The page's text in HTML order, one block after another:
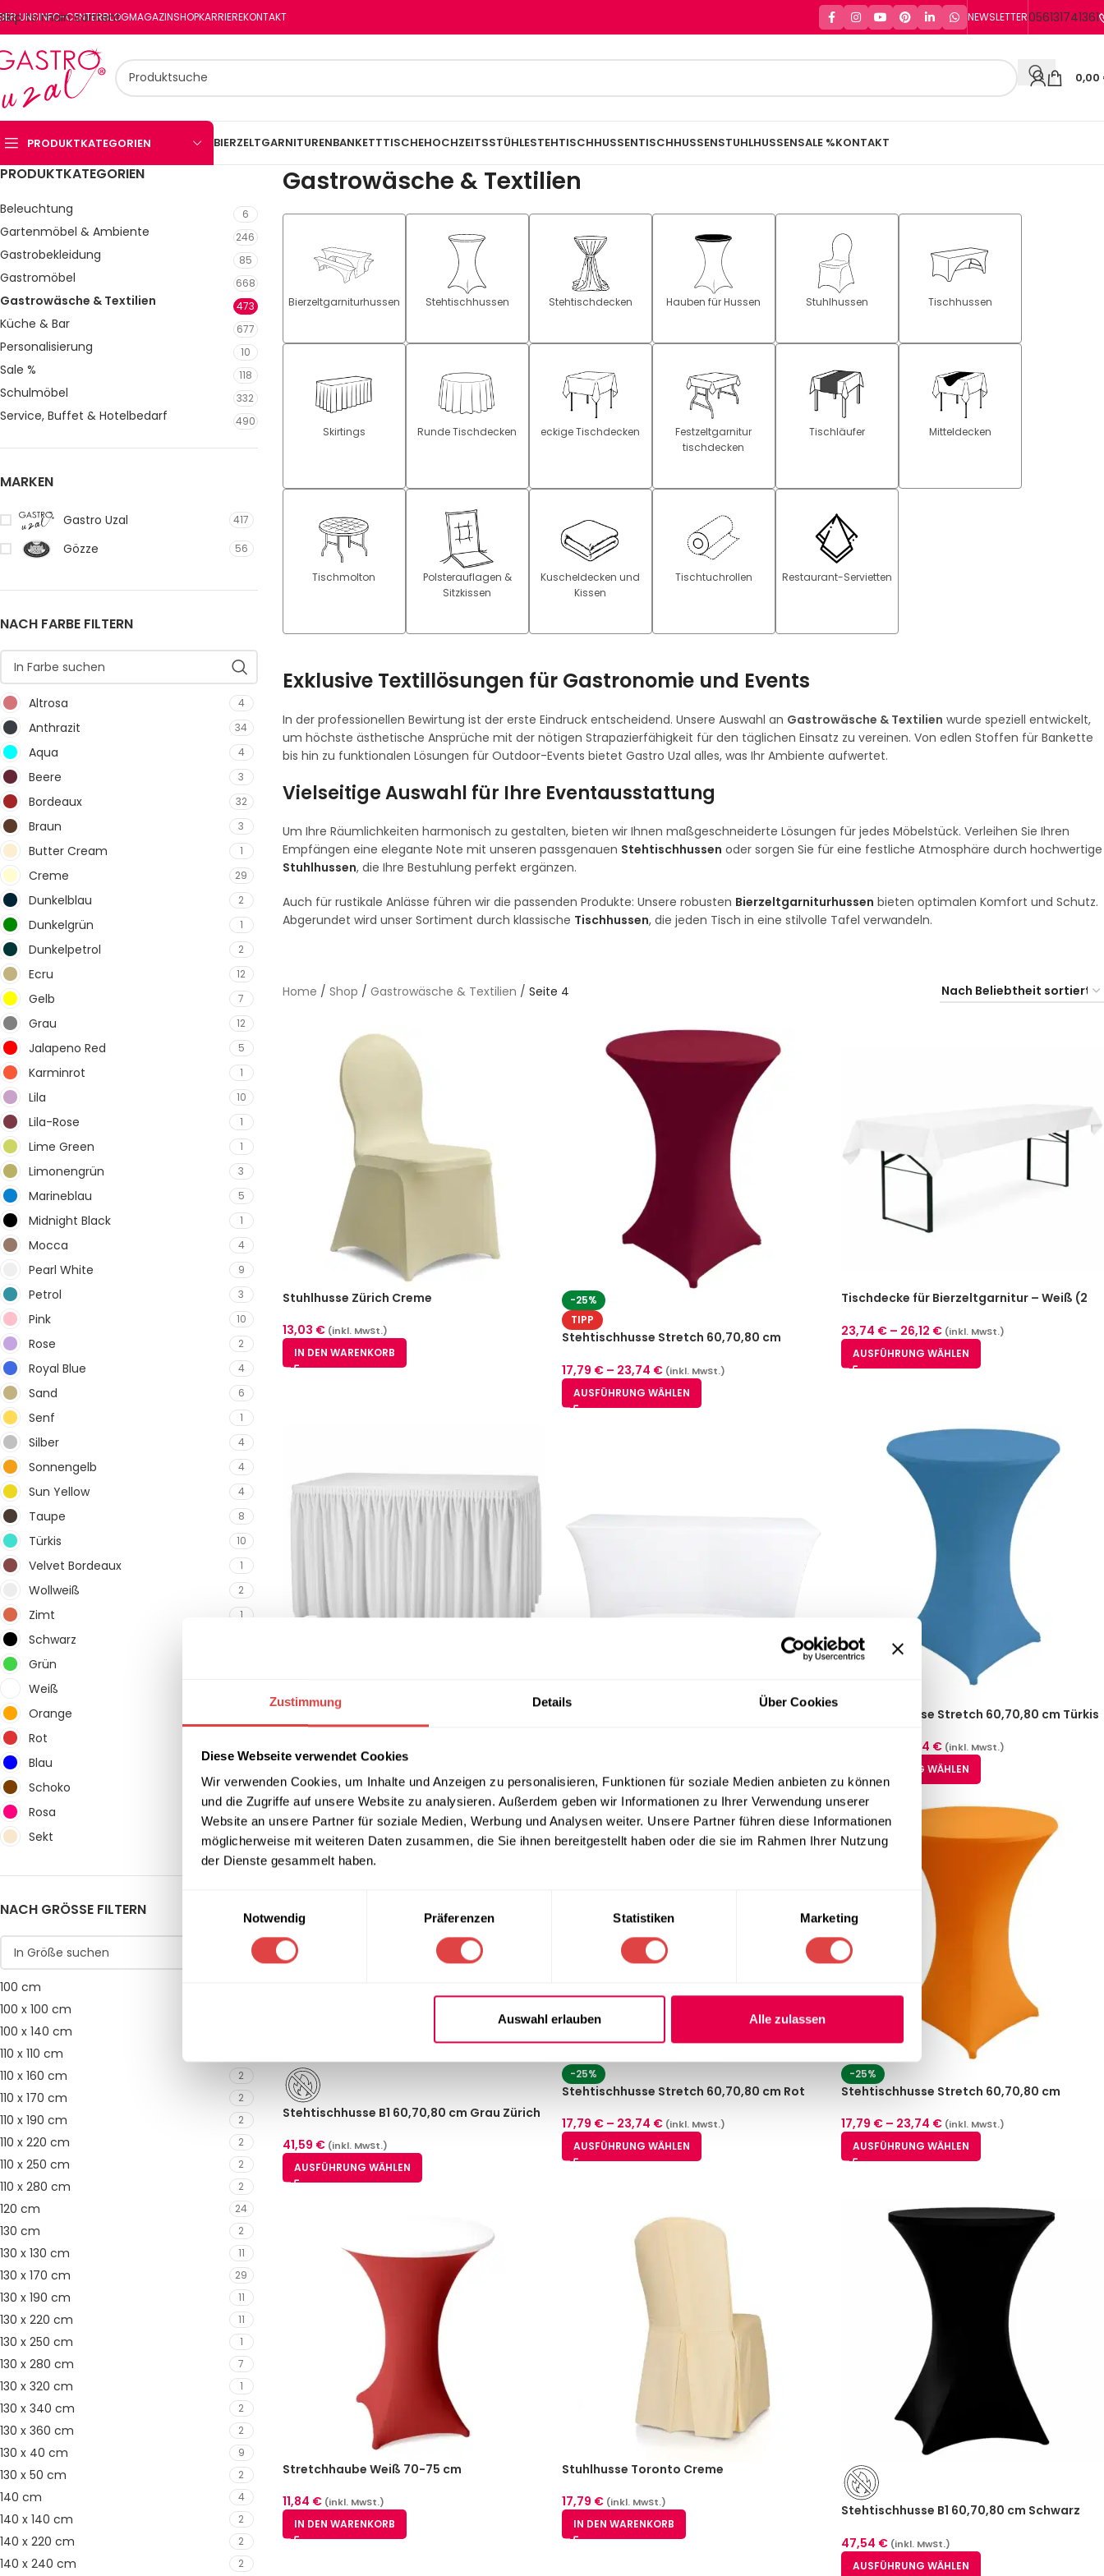
Zustimmung Details Über Cookies
Diese Webseite verwendet Cookies
Wir verwenden Cookies, um Inhalte und Anzeigen zu personalisieren, Funktionen für soziale Medien anbieten zu können
und die Zugriffe auf unsere Website zu analysieren. Außerdem geben wir Informationen zu Ihrer Verwendung unserer
Website an unsere Partner für soziale Medien, Werbung und Analysen weiter. Unsere Partner führen diese Informationen
möglicherweise mit weiteren Daten zusammen, die Sie ihnen bereitgestellt haben oder die sie im Rahmen Ihrer Nutzung
der Dienste gesammelt haben.
Notwendig
Präferenzen Statistiken Marketing
Auswahl erlauben Alle zulassen
Skip to main content
UNSINFO-CENTERBLOGMAGAZINSHOPKARRIEREKONTAKT NEWSLETTER056131741361
0,00
PRODUKTKATEGORIEN BIERZELTGARNITURENBANKETTTISCHEHOCHZEITSSTÜHLESTEHTISCHHUSSENTISCHHUSSENSTUHLHUSSENSALE %KONTAKT
PRODUKTKATEGORIEN
Beleuchtung 6
Gartenmöbel & Ambiente 246
Gastrobekleidung 85
Gastromöbel 668
Gastrowäsche & Textilien 473
Küche & Bar 677
Personalisierung 10
Sale % 118
Schulmöbel 332
Service, Buffet & Hotelbedarf 490
MARKEN
Gastro Uzal 417
Gözze 56
NACH FARBE FILTERN
Altrosa 4
Anthrazit 34
Aqua 4
Beere 3
Bordeaux 32
Braun 3
Butter Cream 1
Creme 29
Dunkelblau 2
Dunkelgrün 1
Dunkelpetrol 2
Ecru 12
Gelb 7
Grau 12
Jalapeno Red 5
Karminrot 1
Lila 10
Lila-Rose 1
Lime Green 1
Limonengrün 3
Marineblau 5
Midnight Black 1
Mocca 4
Pearl White 9
Petrol 3
Pink 10
Rose 2
Royal Blue 4
Sand 6
Senf 1
Silber 4
Sonnengelb 4
Sun Yellow 4
Taupe 8
Türkis 10
Velvet Bordeaux 1
Wollweiß 2
Zimt 1
Schwarz
Grün
Weiß
Orange
Rot
Blau 25
Schoko 4
Rosa
Sekt 8
NACH GRÖSSE FILTERN
100 cm
100 x 100 cm
100 x 140 cm
110 x 110 cm
110 x 160 cm 2
110 x 170 cm 2
110 x 190 cm 2
110 x 220 cm 2
110 x 250 cm 2
110 x 280 cm 2
120 cm 24
130 cm 2
130 x 130 cm 11
130 x 170 cm 29
130 x 190 cm 11
130 x 220 cm 11
130 x 250 cm 1
130 x 280 cm 7
130 x 320 cm 1
130 x 340 cm 2
130 x 360 cm 2
130 x 40 cm 9
130 x 50 cm 2
140 cm 4
140 x 140 cm 2
140 x 220 cm 2
140 x 240 cm 2
Gastrowäsche & Textilien
Bierzeltgarniturhussen Stehtischhussen Stehtischdecken Hauben für Hussen Stuhlhussen Tischhussen
Skirtings Runde Tischdecken eckige Tischdecken
Festzeltgarnitur
tischdecken
Tischläufer Mitteldecken
Tischmolton
Polsterauflagen &
Sitzkissen
Kuscheldecken und
Kissen
Tischtuchrollen Restaurant-Servietten
Exklusive Textillösungen für Gastronomie und Events
In der professionellen Bewirtung ist der erste Eindruck entscheidend. Unsere Auswahl an Gastrowäsche & Textilien wurde speziell entwickelt,
um höchste ästhetische Ansprüche mit der nötigen Strapazierfähigkeit für den täglichen Einsatz zu vereinen. Von edlen Stoffen für Bankette
bis hin zu funktionalen Lösungen für Outdoor-Events bietet Gastro Uzal alles, was Ihr Ambiente aufwertet.
Vielseitige Auswahl für Ihre Eventausstattung
Um Ihre Räumlichkeiten harmonisch zu gestalten, bieten wir Ihnen maßgeschneiderte Lösungen für jedes Möbelstück. Verleihen Sie Ihren
Empfängen eine elegante Note mit unseren passgenauen Stehtischhussen oder sorgen Sie für eine festliche Atmosphäre durch hochwertige
Stuhlhussen, die Ihre Bestuhlung perfekt ergänzen.
Auch für rustikale Anlässe führen wir die passenden Produkte: Unsere robusten Bierzeltgarniturhussen bieten optimalen Komfort und Schutz.
Abgerundet wird unser Sortiment durch klassische Tischhussen, die jeden Tisch in eine stilvolle Tafel verwandeln.
Home / Shop / Gastrowäsche & Textilien / Seite 4
Stuhlhusse Zürich Creme
13,03 € (inkl. MwSt.)
IN DEN WARENKORB
-25%
TIPP
Stehtischhusse Stretch 60,70,80 cm
17,79 € – 23,74 € (inkl. MwSt.)
AUSFÜHRUNG WÄHLEN
Tischdecke für Bierzeltgarnitur – Weiß (2
23,74 € – 26,12 € (inkl. MwSt.)
AUSFÜHRUNG WÄHLEN
-25%
Skirting Excellent Plisseefalte Weiß (4
Größen)
Tischhusse Stretch Weiß (3 Größen)
Stehtischhusse Stretch 60,70,80 cm Türkis
23,74 € (inkl. MwSt.)
AUSFÜHRUNG WÄHLEN
Stehtischhusse B1 60,70,80 cm Grau Zürich
41,59 € (inkl. MwSt.)
AUSFÜHRUNG WÄHLEN
-25%
Stehtischhusse Stretch 60,70,80 cm Rot
17,79 € – 23,74 € (inkl. MwSt.)
AUSFÜHRUNG WÄHLEN
-25%
Stehtischhusse Stretch 60,70,80 cm
17,79 € – 23,74 € (inkl. MwSt.)
AUSFÜHRUNG WÄHLEN
Stretchhaube Weiß 70-75 cm
11,84 € (inkl. MwSt.)
IN DEN WARENKORB
Stuhlhusse Toronto Creme
17,79 € (inkl. MwSt.)
IN DEN WARENKORB
Stehtischhusse B1 60,70,80 cm Schwarz
47,54 € (inkl. MwSt.)
AUSFÜHRUNG WÄHLEN